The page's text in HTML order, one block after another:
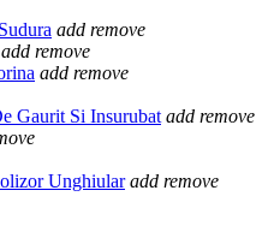
add remove
add remove
add remove
Gaurit Si Insurubat add remove
Unghiular add remove